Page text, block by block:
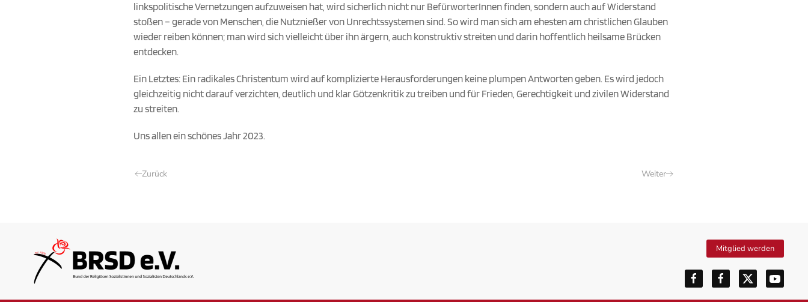
linkspolitische Vernetzungen aufzuweisen hat, wird sicherlich nicht nur BefürworterInnen finden, sondern auch auf Widerstand
stoßen – gerade von Menschen, die Nutznießer von Unrechtssystemen sind. So wird man sich am ehesten am christlichen Glauben
wieder reiben können; man wird sich vielleicht über ihn ärgern, auch konstruktiv streiten und darin hoffentlich heilsame Brücken
entdecken.
Ein Letztes: Ein radikales Christentum wird auf komplizierte Herausforderungen keine plumpen Antworten geben. Es wird jedoch
gleichzeitig nicht darauf verzichten, deutlich und klar Götzenkritik zu treiben und für Frieden, Gerechtigkeit und zivilen Widerstand
zu streiten.
Uns allen ein schönes Jahr 2023.
Zurück Weiter
Mitglied werden